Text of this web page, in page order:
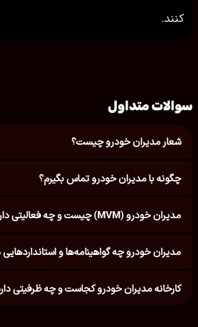
کنند.
سوالات متداول
شعار مدیران خودرو چیست؟
چگونه با مدیران خودرو تماس بگیرم؟
مدیران خودرو (MVM) چیست و چه فعالیتی دارد؟
مدیران خودرو چه گواهینامه‌ها و استانداردهایی
کارخانه مدیران خودرو کجاست و چه ظرفیتی